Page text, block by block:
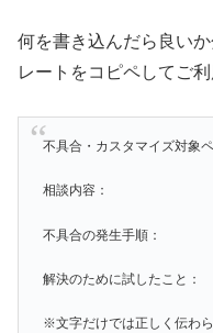
何を書き込んだら良い
レートをコピペしてご利
不具合・カスタマイズ対象
相談内容：
不具合の発生手順：
解決のために試したこと：
※文字だけでは正しく伝わ